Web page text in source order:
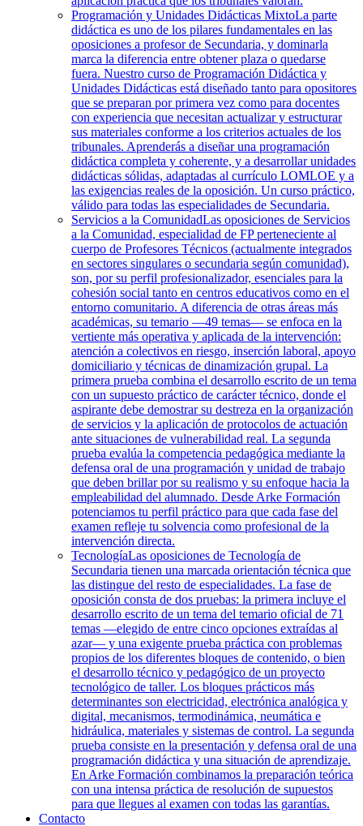
Programación y Unidades Didácticas MixtoLa parte
didáctica es uno de los pilares fundamentales en las
oposiciones a profesor de Secundaria, y dominarla
marca la diferencia entre obtener plaza o quedarse
fuera. Nuestro curso de Programación Didáctica y
Unidades Didácticas está diseñado tanto para opositores
que se preparan por primera vez como para docentes
con experiencia que necesitan actualizar y estructurar
sus materiales conforme a los criterios actuales de los
tribunales. Aprenderás a diseñar una programación
didáctica completa y coherente, y a desarrollar unidades
didácticas sólidas, adaptadas al currículo LOMLOE y a
las exigencias reales de la oposición. Un curso práctico,
válido para todas las especialidades de Secundaria.
Servicios a la ComunidadLas oposiciones de Servicios
a la Comunidad, especialidad de FP perteneciente al
cuerpo de Profesores Técnicos (actualmente integrados
en sectores singulares o secundaria según comunidad),
son, por su perfil profesionalizador, esenciales para la
cohesión social tanto en centros educativos como en el
entorno comunitario. A diferencia de otras áreas más
académicas, su temario —49 temas— se enfoca en la
vertiente más operativa y aplicada de la intervención:
atención a colectivos en riesgo, inserción laboral, apoyo
domiciliario y técnicas de dinamización grupal. La
primera prueba combina el desarrollo escrito de un tema
con un supuesto práctico de carácter técnico, donde el
aspirante debe demostrar su destreza en la organización
de servicios y la aplicación de protocolos de actuación
ante situaciones de vulnerabilidad real. La segunda
prueba evalúa la competencia pedagógica mediante la
defensa oral de una programación y unidad de trabajo
que deben brillar por su realismo y su enfoque hacia la
empleabilidad del alumnado. Desde Arke Formación
potenciamos tu perfil práctico para que cada fase del
examen refleje tu solvencia como profesional de la
intervención directa.
TecnologíaLas oposiciones de Tecnología de
Secundaria tienen una marcada orientación técnica que
las distingue del resto de especialidades. La fase de
oposición consta de dos pruebas: la primera incluye el
desarrollo escrito de un tema del temario oficial de 71
temas —elegido de entre cinco opciones extraídas al
azar— y una exigente prueba práctica con problemas
propios de los diferentes bloques de contenido, o bien
el desarrollo técnico y pedagógico de un proyecto
tecnológico de taller. Los bloques prácticos más
determinantes son electricidad, electrónica analógica y
digital, mecanismos, termodinámica, neumática e
hidráulica, materiales y sistemas de control. La segunda
prueba consiste en la presentación y defensa oral de una
programación didáctica y una situación de aprendizaje.
En Arke Formación combinamos la preparación teórica
con una intensa práctica de resolución de supuestos
para que llegues al examen con todas las garantías.
Contacto